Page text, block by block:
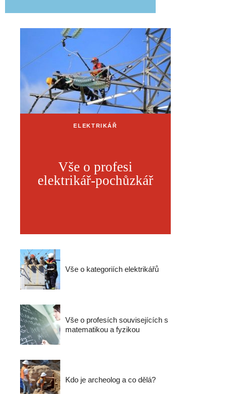
ELEKTRIKÁŘ
Vše o profesi
elektrikář-pochůzkář
Vše o kategoriích elektrikářů
Vše o profesích souvisejících s
matematikou a fyzikou
Kdo je archeolog a co dělá?